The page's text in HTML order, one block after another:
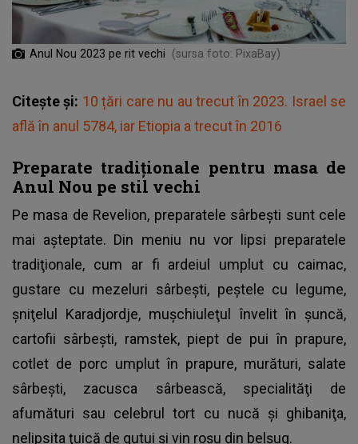
Anul Nou 2023 pe rit vechi (sursa foto: PixaBay)
Citește și: 10 țări care nu au trecut în 2023. Israel se
află în anul 5784, iar Etiopia a trecut în 2016
Preparate tradiționale pentru masa de
Anul Nou pe stil vechi
Pe masa de Revelion, preparatele sârbești sunt cele
mai așteptate. Din meniu nu vor lipsi preparatele
tradiţionale, cum ar fi ardeiul umplut cu caimac,
gustare cu mezeluri sârbeşti, peştele cu legume,
şniţelul Karadjordje, muşchiuleţul învelit în şuncă,
cartofii sârbeşti, ramstek, piept de pui în prapure,
cotlet de porc umplut în prapure, murături, salate
sârbeşti, zacusca sârbească, specialităţi de
afumături sau celebrul tort cu nucă şi ghibaniţa,
nelipsita ţuică de gutui şi vin roşu din belșug.